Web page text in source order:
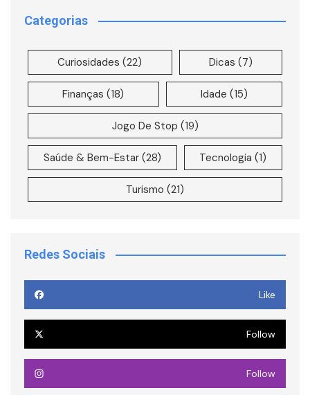
Categorias
Curiosidades (22) Dicas (7)
Finanças (18) Idade (15)
Jogo De Stop (19)
Saúde & Bem-Estar(28) Tecnologia (1)
Turismo (21)
Redes Sociais
Like
Follow
Follow